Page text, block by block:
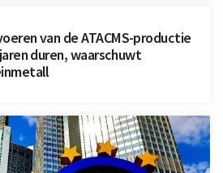
van de ATACMS-productie
duren, waarschuwt